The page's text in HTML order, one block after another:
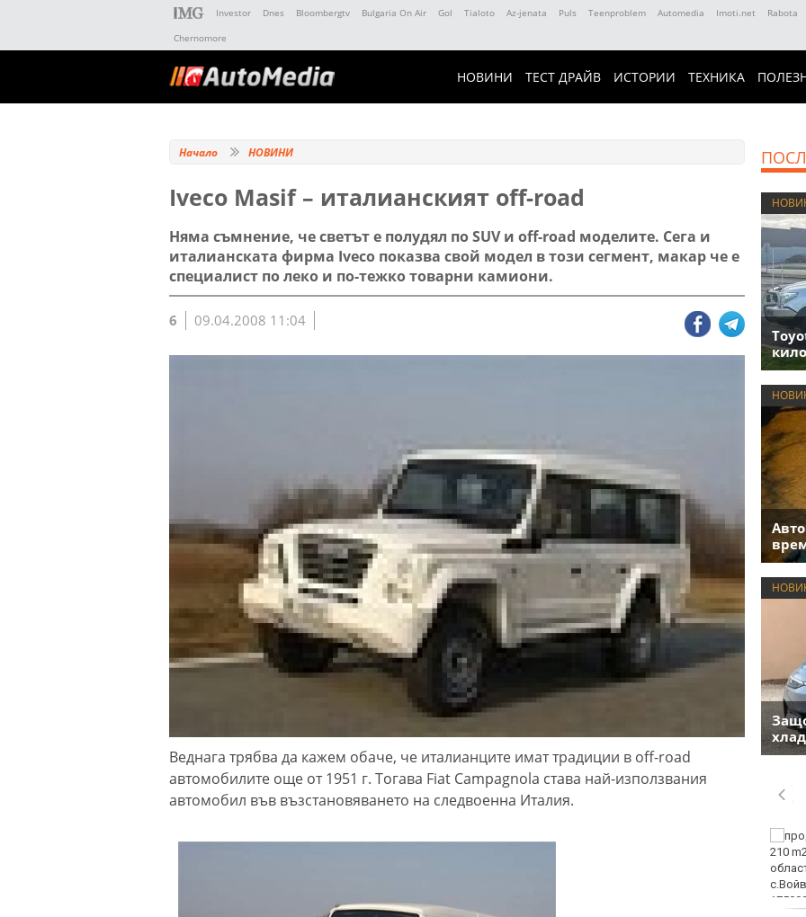
Investor Dnes Bloombergtv Bulgaria On Air Gol Tialoto Az-jenata Puls Teenproblem Automedia Imoti.net Rabota
Chernomore
НОВИНИ ТЕСТ ДРАЙВ ИСТОРИИ ТЕХНИКА
Начало НОВИНИ
Iveco Masif – италианският off-road
Няма съмнение, че светът е полудял по SUV и off-road моделите. Сега и
италианската фирма Iveco показва свой модел в този сегмент, макар че е
специалист по леко и по-тежко товарни камиони.
6 09.04.2008 11:04
Веднага трябва да кажем обаче, че италианците имат традиции в off-road
автомобилите още от 1951 г. Тогава Fiat Campagnola става най-използвания
автомобил във възстановяването на следвоенна Италия.